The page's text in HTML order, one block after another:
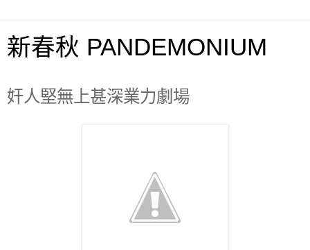
新春秋 PANDEMONIUM
奸人堅無上甚深業力劇場